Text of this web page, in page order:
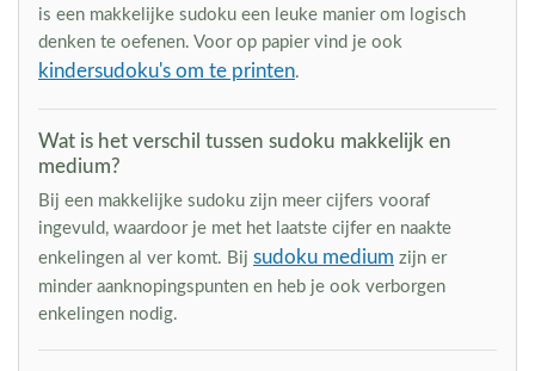
is een makkelijke sudoku een leuke manier om logisch
denken te oefenen. Voor op papier vind je ook
kindersudoku's om te printen.
Wat is het verschil tussen sudoku makkelijk en
medium?
Bij een makkelijke sudoku zijn meer cijfers vooraf
ingevuld, waardoor je met het laatste cijfer en naakte
enkelingen al ver komt. Bij sudoku medium zijn er
minder aanknopingspunten en heb je ook verborgen
enkelingen nodig.